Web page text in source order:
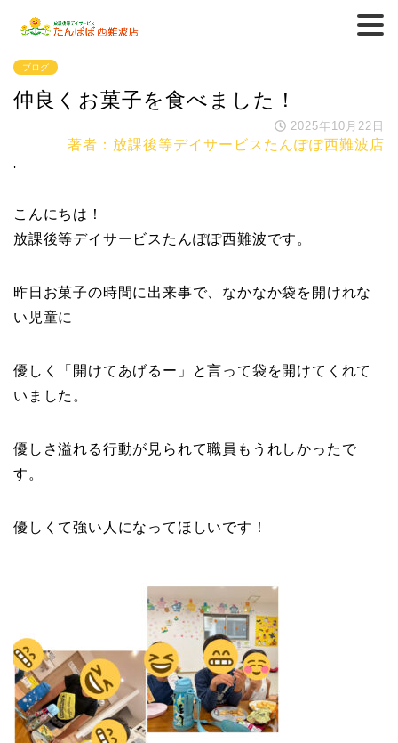
ブログ
仲良くお菓子を食べました！
2025年10月22日
著者：放課後等デイサービスたんぽぽ西難波店
'
こんにちは！
放課後等デイサービスたんぽぽ西難波です。
昨日お菓子の時間に出来事で、なかなか袋を開けれな
い児童に
優しく「開けてあげるー」と言って袋を開けてくれて
いました。
優しさ溢れる行動が見られて職員もうれしかったで
す。
優しくて強い人になってほしいです！